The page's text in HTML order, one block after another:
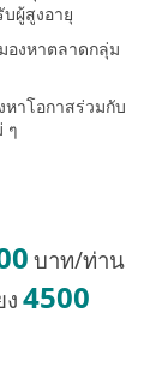
ผู้สูงอายุ
องหาตลาดกลุ่ม
หาโอกาสร่วมกับ
ๆ
บาท/ท่าน
4500